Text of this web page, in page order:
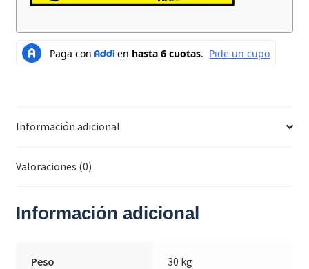
Información adicional
Valoraciones (0)
Información adicional
Peso 30 kg